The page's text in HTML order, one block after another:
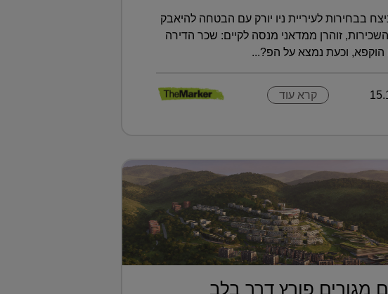
בבחירות לעיריית ניו יורק עם הבטחה להיאבק
זוהרן ממדאני מנסה לקיים: שכר הדירה
וכעת נמצא על הפ?...
קרא עוד
מגורים פורץ דרך בלב